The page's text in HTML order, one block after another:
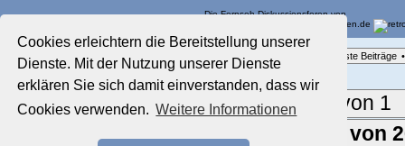
Cookies erleichtern die Bereitstellung unserer
Dienste. Mit der Nutzung unserer Dienste
erklären Sie sich damit einverstanden, dass wir
Cookies verwenden. Weitere Informationen
Die Fernseh-Diskussionsforen von
Aktuelles Forum
Nostalgieecke
Der Werbeblock
Themenübersicht Neueste Beiträge •
Aktuelle Seite:
1 von 1
Ergebnisse 1 - 26 von